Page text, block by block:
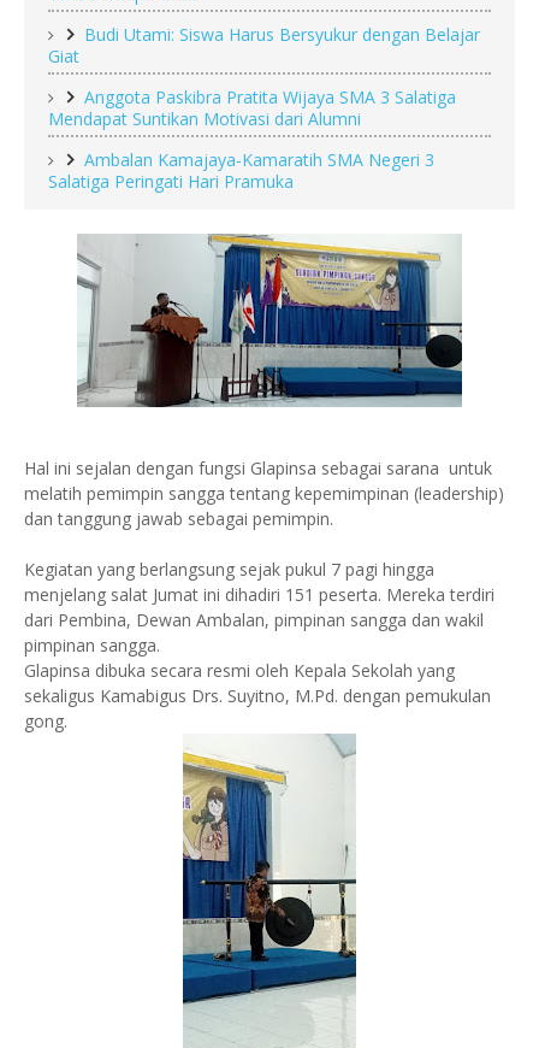
Budi Utami: Siswa Harus Bersyukur dengan Belajar
Giat
Anggota Paskibra Pratita Wijaya SMA 3 Salatiga
Mendapat Suntikan Motivasi dari Alumni
Ambalan Kamajaya-Kamaratih SMA Negeri 3
Salatiga Peringati Hari Pramuka
Hal ini sejalan dengan fungsi Glapinsa sebagai sarana untuk
melatih pemimpin sangga tentang kepemimpinan (leadership)
dan tanggung jawab sebagai pemimpin.
Kegiatan yang berlangsung sejak pukul 7 pagi hingga
menjelang salat Jumat ini dihadiri 151 peserta. Mereka terdiri
dari Pembina, Dewan Ambalan, pimpinan sangga dan wakil
pimpinan sangga.
Glapinsa dibuka secara resmi oleh Kepala Sekolah yang
sekaligus Kamabigus Drs. Suyitno, M.Pd. dengan pemukulan
gong.